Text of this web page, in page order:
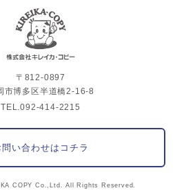
〒812-0897
市博多区半道橋2-16-8
TEL.092-414-2215
問い合わせはコチラ
COPY Co.,Ltd. All Rights Reserved.